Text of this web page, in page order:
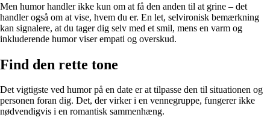
Men humor handler ikke kun om at få den anden til at grine – det
handler også om at vise, hvem du er. En let, selvironisk bemærkning
kan signalere, at du tager dig selv med et smil, mens en varm og
inkluderende humor viser empati og overskud.
Find den rette tone
Det vigtigste ved humor på en date er at tilpasse den til situationen og
personen foran dig. Det, der virker i en vennegruppe, fungerer ikke
nødvendigvis i en romantisk sammenhæng.